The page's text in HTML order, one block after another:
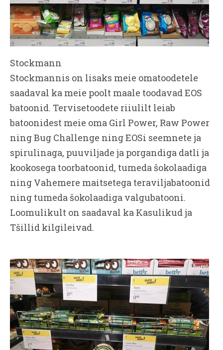
Stockmann
Stockmannis on lisaks meie omatoodetele
saadaval ka meie poolt maale toodavad EOS
batoonid. Tervisetoodete riiulilt leiab
batoonidest meie oma Girl Power, Raw Power
ning Bug Challenge ning EOSi seemnete ja
spirulinaga, puuviljade ja porgandiga datli ja
kookosega toorbatoonid, tumeda šokolaadiga
ning Vahemere maitsetega teraviljabatoonid
ning tumeda šokolaadiga valgubatooni.
Loomulikult on saadaval ka Kasulikud ja
Tšillid kilgileivad.